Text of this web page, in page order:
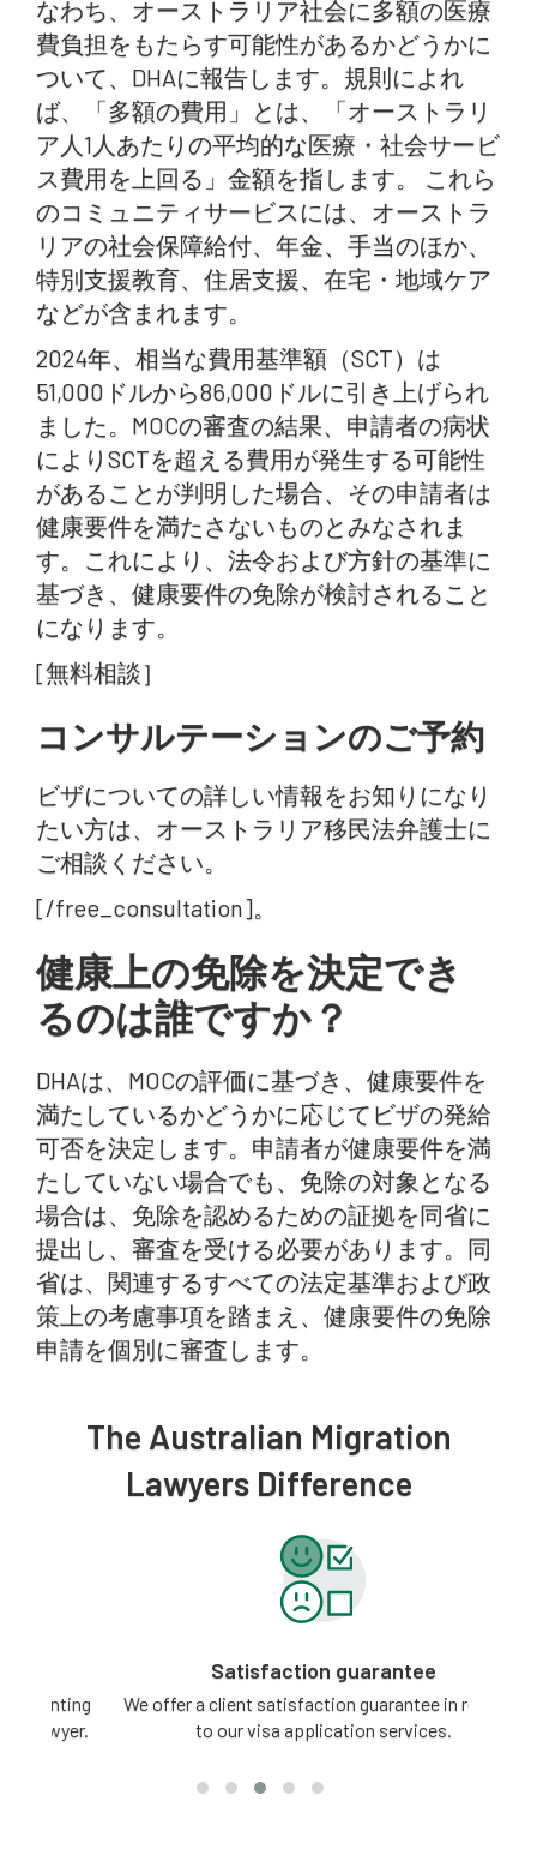
なわち、オーストラリア社会に多額の医療
費負担をもたらす可能性があるかどうかに
ついて、DHAに報告します。規則によれ
ば、「多額の費用」とは、「オーストラリ
ア人1人あたりの平均的な医療・社会サービ
ス費用を上回る」金額を指します。 これら
のコミュニティサービスには、オーストラ
リアの社会保障給付、年金、手当のほか、
特別支援教育、住居支援、在宅・地域ケア
などが含まれます。
2024年、相当な費用基準額（SCT）は
51,000ドルから86,000ドルに引き上げられ
ました。MOCの審査の結果、申請者の病状
によりSCTを超える費用が発生する可能性
があることが判明した場合、その申請者は
健康要件を満たさないものとみなされま
す。これにより、法令および方針の基準に
基づき、健康要件の免除が検討されること
になります。
[無料相談］
コンサルテーションのご予約
ビザについての詳しい情報をお知りになり
たい方は、オーストラリア移民法弁護士に
ご相談ください。
[/free_consultation]。
健康上の免除を決定でき
るのは誰ですか？
DHAは、MOCの評価に基づき、健康要件を
満たしているかどうかに応じてビザの発給
可否を決定します。申請者が健康要件を満
たしていない場合でも、免除の対象となる
場合は、免除を認めるための証拠を同省に
提出し、審査を受ける必要があります。同
省は、関連するすべての法定基準および政
策上の考慮事項を踏まえ、健康要件の免除
申請を個別に審査します。
The Australian Migration
Lawyers Difference
Satisfaction guarantee
We offer a client satisfaction guarantee in relation
to our visa application services.